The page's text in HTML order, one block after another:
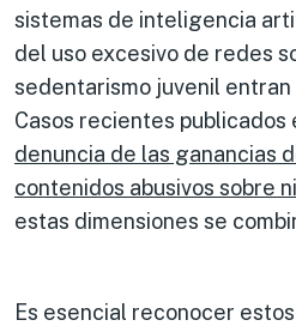
sistemas de inteligencia
del uso excesivo de redes
sedentarismo juvenil
Casos recientes publicados
denuncia de las ganancias
contenidos abusivos sobre
estas dimensiones se
Es esencial reconocer